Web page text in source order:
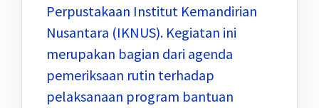
Perpustakaan Institut Kemandirian
Nusantara (IKNUS). Kegiatan ini
merupakan bagian dari agenda
pemeriksaan rutin terhadap
pelaksanaan program bantuan